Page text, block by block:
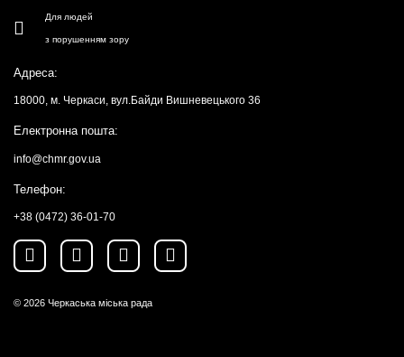
Для людей
з порушенням зору
Адреса:
18000, м. Черкаси, вул.Байди Вишневецького 36
Електронна пошта:
info@chmr.gov.ua
Телефон:
+38 (0472) 36-01-70
© 2026 Черкаська міська рада